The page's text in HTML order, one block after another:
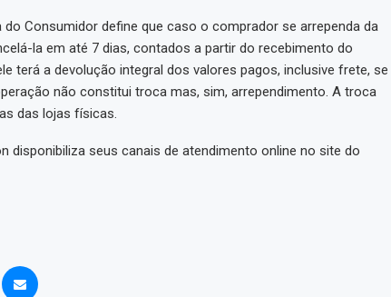
Consumidor define que caso o comprador se arrependa da
la em até 7 dias, contados a partir do recebimento do
terá a devolução integral dos valores pagos, inclusive frete, se
não constitui troca mas, sim, arrependimento. A troca
das lojas físicas.
disponibiliza seus canais de atendimento online no site do